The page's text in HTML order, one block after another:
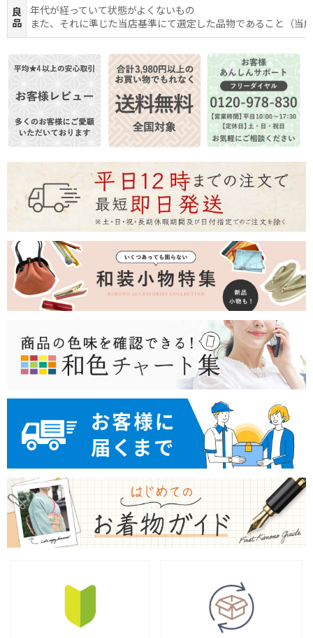
良
品
年代が経っていて状態がよくないもの
また、それに準じた当店基準にて選定した品物であること（当